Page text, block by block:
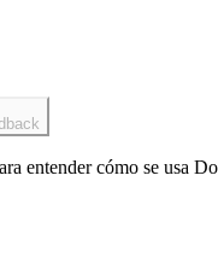
entender cómo se usa